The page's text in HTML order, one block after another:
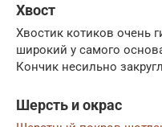
Хвост
Хвостик котиков очень
широкий у самого
Кончик несильно
Шерсть и окрас